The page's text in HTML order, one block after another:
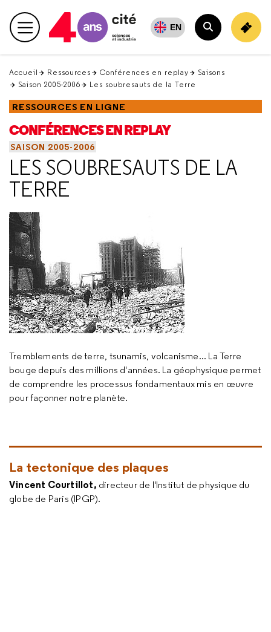
en
haut Menu principal EN
Rechercher
Accueil Ressources Conférences en replay
Saisons
Saison 2005-2006
Les soubresauts de la Terre
RESSOURCES EN LIGNE
CONFÉRENCES EN REPLAY
SAISON 2005-2006
LES SOUBRESAUTS DE LA
TERRE
Tremblements de terre, tsunamis, volcanisme... La Terre
bouge depuis des millions d'années. La géophysique permet
de comprendre les processus fondamentaux mis en œuvre
pour façonner notre planète.
La tectonique des plaques
Vincent Courtillot, directeur de l'Institut de physique du
globe de Paris (IPGP).